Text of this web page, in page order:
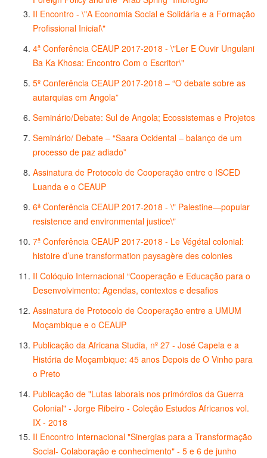
II Encontro - \"A Economia Social e Solidária e a Formação
Profissional Inicial\"
4ª Conferência CEAUP 2017-2018 - \"Ler E Ouvir Ungulani
Ba Ka Khosa: Encontro Com o Escritor\"
5º Conferência CEAUP 2017-2018 – “O debate sobre as
autarquias em Angola”
Seminário/Debate: Sul de Angola; Ecossistemas e Projetos
Seminário/ Debate – “Saara Ocidental – balanço de um
processo de paz adiado”
Assinatura de Protocolo de Cooperação entre o ISCED
Luanda e o CEAUP
6ª Conferência CEAUP 2017-2018 - \" Palestine—popular
resistence and environmental justice\"
7ª Conferência CEAUP 2017-2018 - Le Végétal colonial:
histoire d’une transformation paysagère des colonies
II Colóquio Internacional “Cooperação e Educação para o
Desenvolvimento: Agendas, contextos e desafios
Assinatura de Protocolo de Cooperação entre a UMUM
Moçambique e o CEAUP
Publicação da Africana Studia, nº 27 - José Capela e a
História de Moçambique: 45 anos Depois de O Vinho para
o Preto
Publicação de "Lutas laborais nos primórdios da Guerra
Colonial" - Jorge Ribeiro - Coleção Estudos Africanos vol.
IX - 2018
II Encontro Internacional "Sinergias para a Transformação
Social- Colaboração e conhecimento" - 5 e 6 de junho